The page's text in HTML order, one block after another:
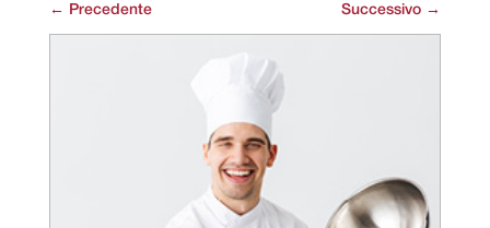
← Precedente Successivo →